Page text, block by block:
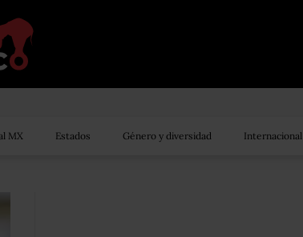
MX Estados Género y diversidad Internacional